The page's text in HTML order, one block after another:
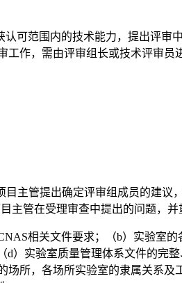
可范围内的技术能力，提出评
工作，需由评审组长或技术评审
主管提出确定评审组成员的建议
主管在受理审查中提出的问题，并
相关文件要求；（b）实验室
）实验室质量管理体系文件的完
所，各场所实验室的隶属关系